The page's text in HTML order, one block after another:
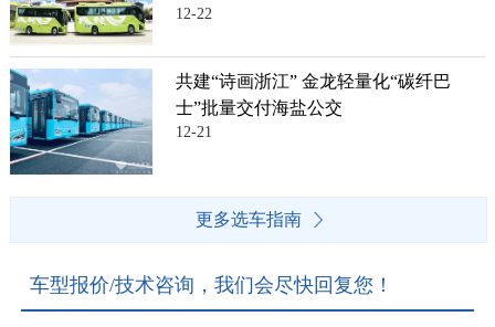
12-22
共建“诗画浙江” 金龙轻量化“碳纤巴
士”批量交付海盐公交
12-21
更多选车指南
车型报价/技术咨询，我们会尽快回复您！